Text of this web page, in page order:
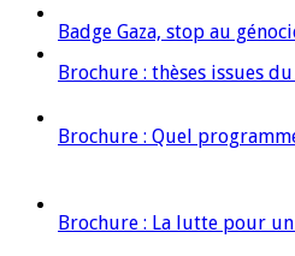
Badge Gaza, stop au
Brochure : thèses issues
Brochure : Quel
Brochure : La lutte pour